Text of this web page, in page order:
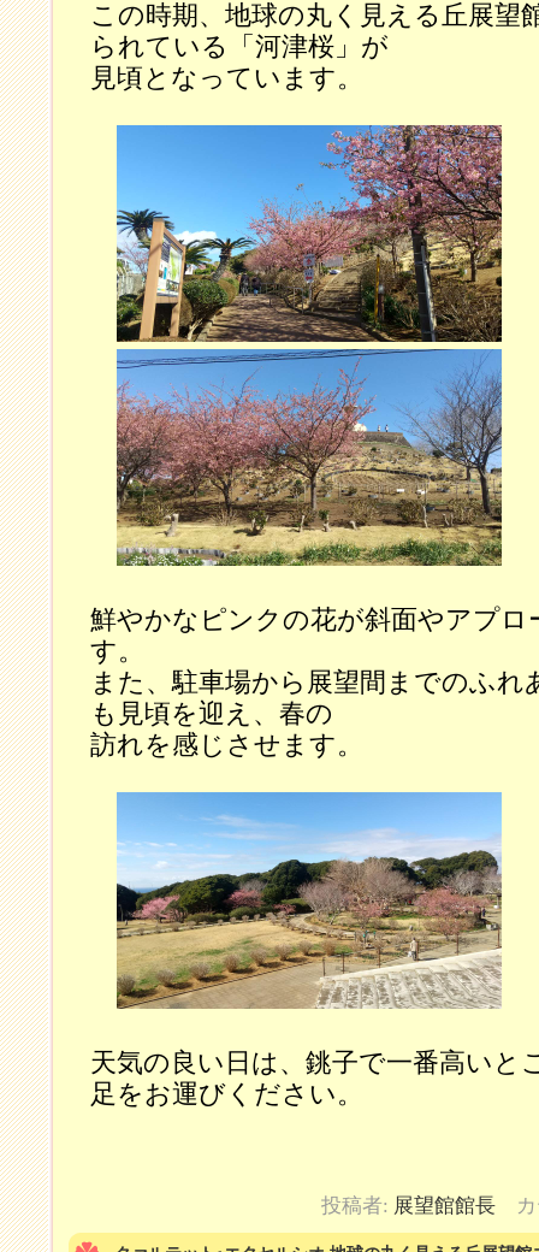
この時期、地球の丸く見える丘展望
られている「河津桜」が
見頃となっています。
鮮やかなピンクの花が斜面やアプロ
す。
また、駐車場から展望間までのふれ
も見頃を迎え、春の
訪れを感じさせます。
天気の良い日は、銚子で一番高いと
足をお運びください。
投稿者: 展望館館長 カ